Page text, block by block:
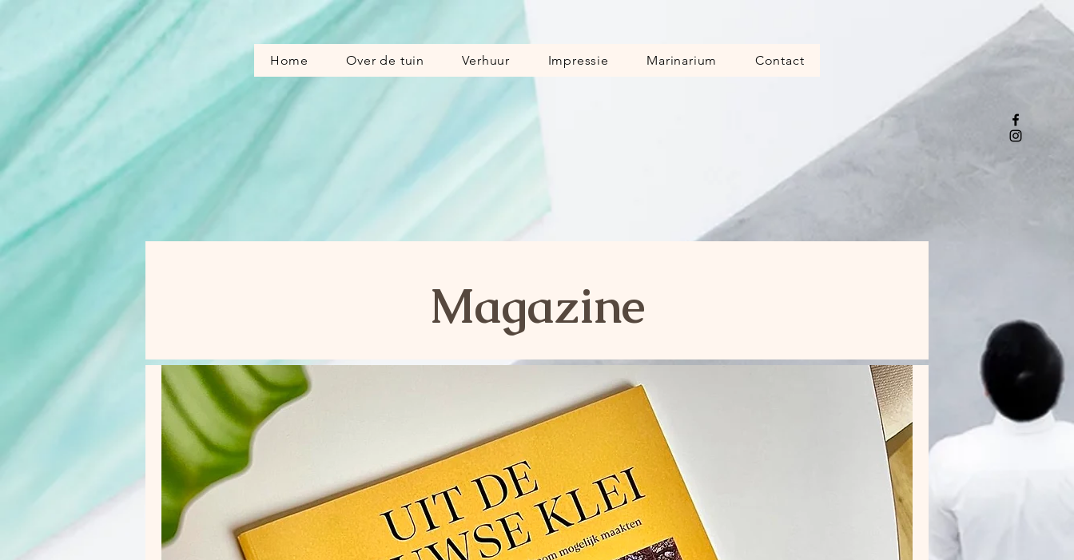
Home Over de tuin Verhuur Impressie Marinarium Contact
Magazine